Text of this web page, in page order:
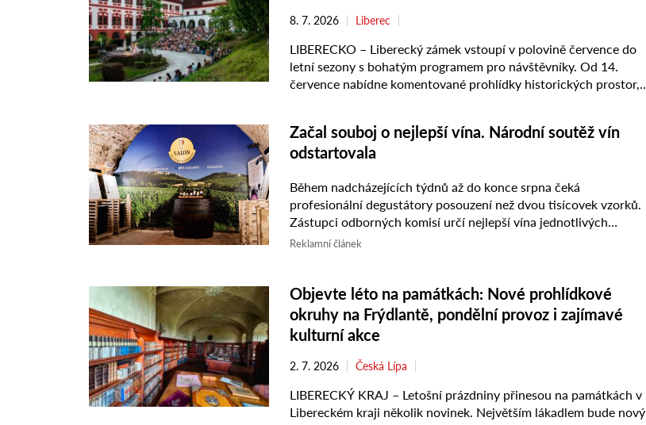
8. 7. 2026 Liberec
LIBERECKO – Liberecký zámek vstoupí v polovině července do
letní sezony s bohatým programem pro návštěvníky. Od 14.
července nabídne komentované prohlídky historických prostor,
Začal souboj o nejlepší vína. Národní soutěž vín
odstartovala
Během nadcházejících týdnů až do konce srpna čeká
profesionální degustátory posouzení než dvou tisícovek vzorků.
Zástupci odborných komisí určí nejlepší vína jednotlivých
vinařských regionů, která se posléze utkají o…
Reklamní článek
Objevte léto na památkách: Nové prohlídkové
okruhy na Frýdlantě, pondělní provoz i zajímavé
kulturní akce
2. 7. 2026 Česká Lípa
LIBERECKÝ KRAJ – Letošní prázdniny přinesou na památkách v
Libereckém kraji několik novinek. Největším lákadlem bude nový